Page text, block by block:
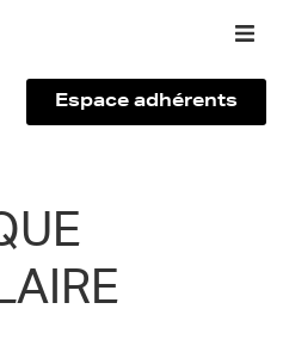
Espace adhérents